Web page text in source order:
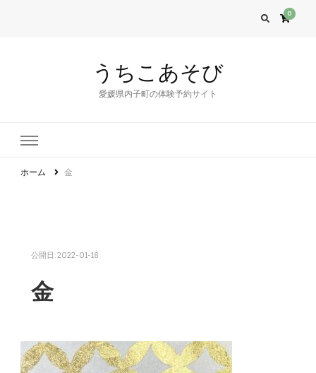
0
うちこあそび
愛媛県内子町の体験予約サイト
ホーム 金
公開日:2022-01-18
金